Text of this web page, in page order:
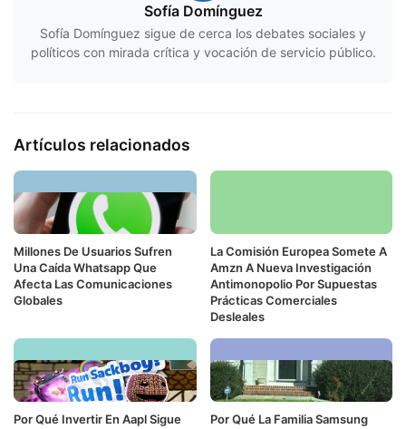
Sofía Domínguez
Sofía Domínguez sigue de cerca los debates sociales y
políticos con mirada crítica y vocación de servicio público.
Artículos relacionados
Millones De Usuarios Sufren
Una Caída Whatsapp Que
Afecta Las Comunicaciones
Globales
La Comisión Europea Somete A
Amzn A Nueva Investigación
Antimonopolio Por Supuestas
Prácticas Comerciales
Desleales
Por Qué Invertir En Aapl Sigue
Por Qué La Familia Samsung